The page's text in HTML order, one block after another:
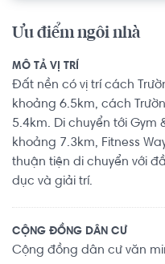
Ưu điểm ngôi nhà
MÔ TẢ VỊ TRÍ
Đất nền có vị trí cách
khoảng 6.5km, cách
5.4km. Di chuyển tới Gym
khoảng 7.3km, Fitness
thuận tiện di chuyển với
dục và giải trí.
CỘNG ĐỒNG DÂN CƯ
Cộng đồng dân cư văn